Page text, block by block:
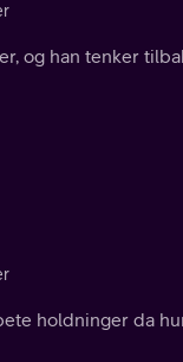
og han tenker
holdninger da